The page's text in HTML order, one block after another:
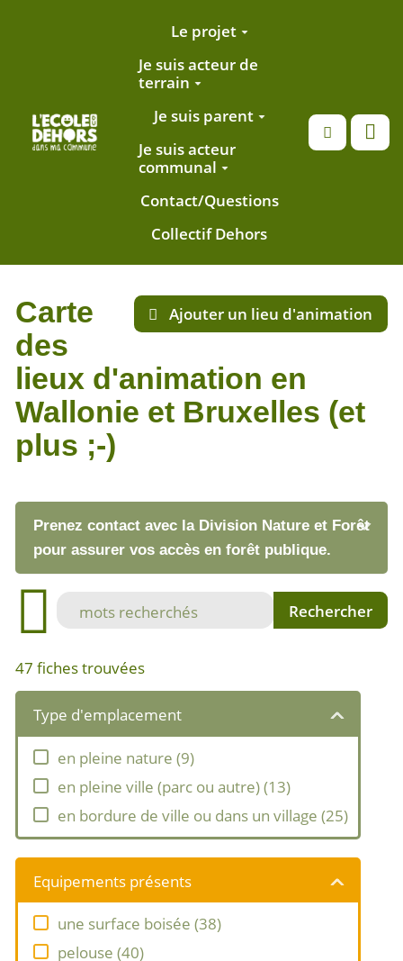
Aller au contenu principalLe projet
Je suis acteur de
terrain
Je suis parent
Je suis acteur
communal
Contact/Questions
Collectif Dehors
Ajouter un lieu d'animation
Carte
des
lieux d'animation en
Wallonie et Bruxelles (et
plus ;-)
Prenez contact avec la Division Nature et Forêt
pour assurer vos accès en forêt publique.
47 fiches trouvées
Type d'emplacement
en pleine nature(9)
en pleine ville (parc ou autre)(13)
en bordure de ville ou dans un village(25)
Equipements présents
une surface boisée(38)
pelouse(40)